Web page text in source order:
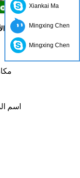
اسم
Xiankai Ma
Mingxing Chen
Mingxing Chen